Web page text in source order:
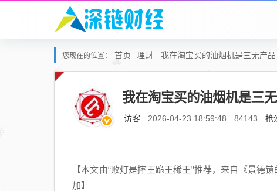
您现在的位置： 首页 理财 我在淘宝买的油烟机是三无产
我在淘宝买的油烟机是三
访客 2026-04-23 18:59:48 84143 抢
【本文由“败灯是摔王跪王稀王”推荐，来自《景德
加】